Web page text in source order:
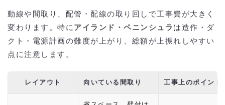
動線や間取り、配管・配線の取り回しで工事費が大きく
変わります。特に アイランド・ペニンシュラ は造作・ダ
クト・電源計画の難度が上がり、総額が上振れしやすい
点に注意します。
レイアウト 向いている間取り 工事上のポイント